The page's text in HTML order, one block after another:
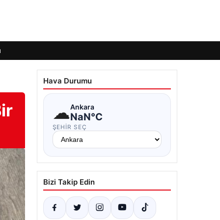
Hava Durumu
☁Ankara
NaN°C
ŞEHIR SEÇ
Bizi Takip Edin